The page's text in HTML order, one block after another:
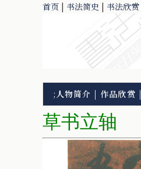
首页 | 书法简史 | 书法欣赏
; 人物简介 | 作品欣赏 |
草书立轴